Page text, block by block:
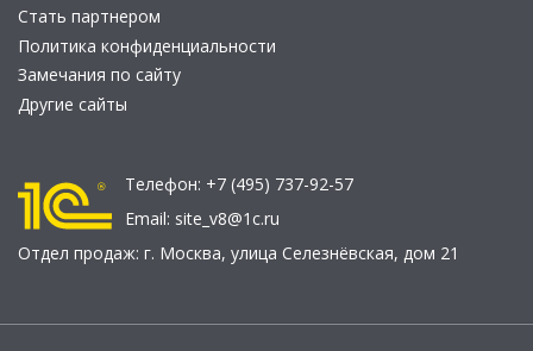
Стать партнером
Политика конфиденциальности
Замечания по сайту
Другие сайты
Телефон: +7 (495) 737-92-57
Email: site_v8@1c.ru
Отдел продаж: г. Москва, улица Селезнёвская, дом 21